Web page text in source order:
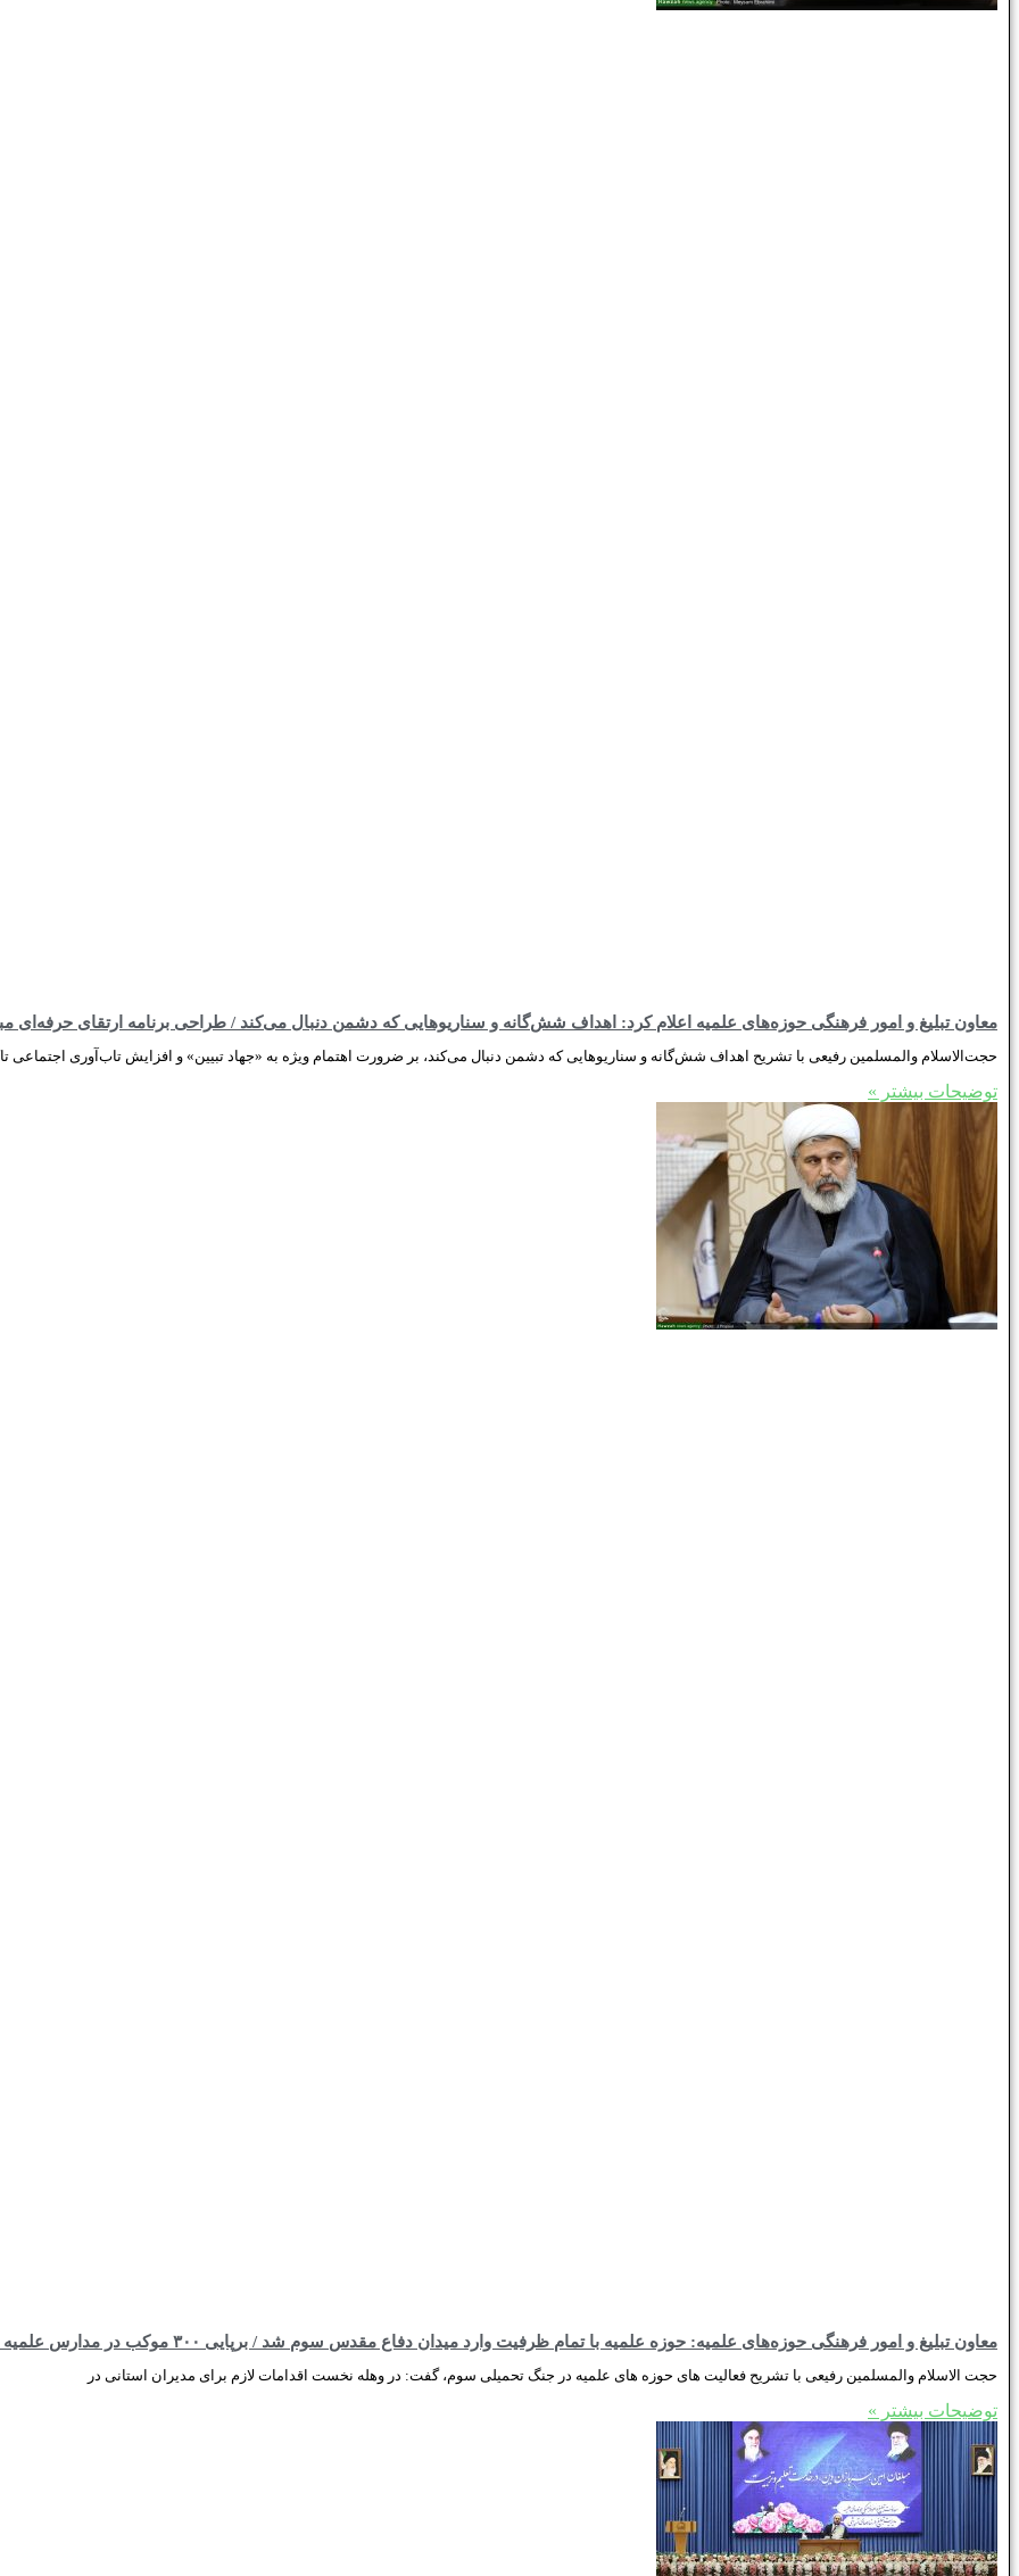
معاون تبلیغ و امور فرهنگی حوزه‌های علمیه اعلام کرد: اهداف شش‌گانه و سناریوهایی که دشمن دنبال می‌کند / طراحی برنامه ارتقای حرفه‌ای
حجت‌الاسلام والمسلمین رفیعی با تشریح اهداف شش‌گانه و سناریوهایی که دشمن دنبال می‌کند، بر ضرورت اهتمام ویژه به «جهاد تبیین» و افزایش تاب‌آوری اجتماعی
توضیحات بیشتر »
معاون تبلیغ و امور فرهنگی حوزه‌های علمیه: حوزه‌ علمیه با تمام ظرفیت وارد میدان دفاع مقدس سوم شد / برپایی ۳۰۰ موکب در مدارس علمیه / فعالیت تبیینی شبکه تبلیغی ۴۰ هزار نفره
حجت الاسلام والمسلمین رفیعی با تشریح فعالیت های حوزه های علمیه در جنگ تحمیلی سوم، گفت: در وهله نخست اقدامات لازم برای مدیران استانی در
توضیحات بیشتر »